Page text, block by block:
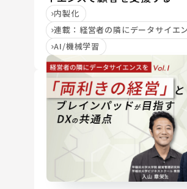
内製化
連載：経営者の隣にデータサイエ
AI/機械学習